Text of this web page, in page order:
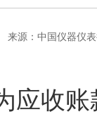
来源：中国仪器仪
应收